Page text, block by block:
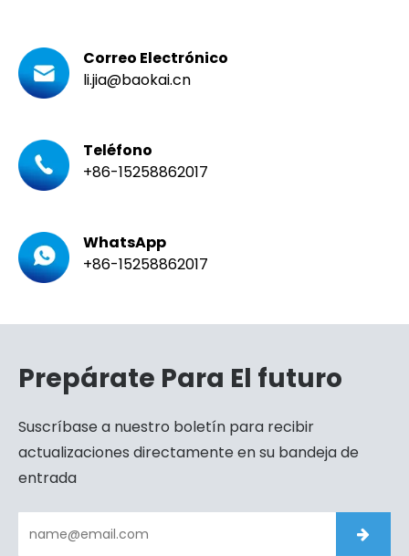
Correo Electrónico
li.jia@baokai.cn
Teléfono
+86-15258862017
WhatsApp
+86-15258862017
Prepárate Para El futuro
Suscríbase a nuestro boletín para recibir
actualizaciones directamente en su bandeja de
entrada